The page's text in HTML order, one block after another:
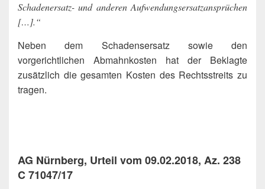
Schadenersatz- und anderen Aufwendungsersatzansprüchen
[…].“
Neben dem Schadensersatz sowie den
vorgerichtlichen Abmahnkosten hat der Beklagte
zusätzlich die gesamten Kosten des Rechtsstreits zu
tragen.
AG Nürnberg, Urteil vom 09.02.2018, Az. 238
C 71047/17